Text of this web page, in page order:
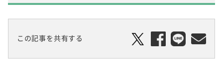
この記事を共有する